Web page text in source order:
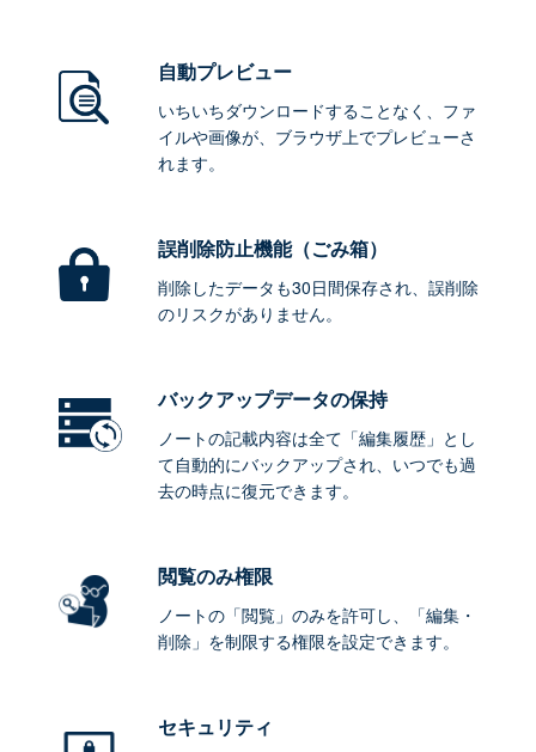
自動プレビュー
いちいちダウンロードすることなく、ファ
イルや画像が、ブラウザ上でプレビューさ
れます。
誤削除防止機能（ごみ箱）
削除したデータも30日間保存され、誤削除
のリスクがありません。
バックアップデータの保持
ノートの記載内容は全て「編集履歴」とし
て自動的にバックアップされ、いつでも過
去の時点に復元できます。
閲覧のみ権限
ノートの「閲覧」のみを許可し、「編集・
削除」を制限する権限を設定できます。
セキュリティ